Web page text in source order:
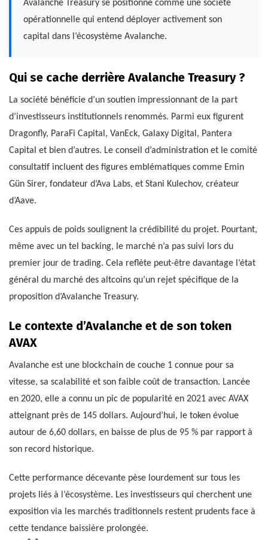
Avalanche Treasury se positionne comme une société
opérationnelle qui entend déployer activement son
capital dans l’écosystème Avalanche.
Qui se cache derrière Avalanche Treasury ?
La société bénéficie d’un soutien impressionnant de la part
d’investisseurs institutionnels renommés. Parmi eux figurent
Dragonfly, ParaFi Capital, VanEck, Galaxy Digital, Pantera
Capital et bien d’autres. Le conseil d’administration et le comité
consultatif incluent des figures emblématiques comme Emin
Gün Sirer, fondateur d’Ava Labs, et Stani Kulechov, créateur
d’Aave.
Ces appuis de poids soulignent la crédibilité du projet. Pourtant,
même avec un tel backing, le marché n’a pas suivi lors du
premier jour de trading. Cela reflète peut-être davantage l’état
général du marché des altcoins qu’un rejet spécifique de la
proposition d’Avalanche Treasury.
Le contexte d’Avalanche et de son token
AVAX
Avalanche est une blockchain de couche 1 connue pour sa
vitesse, sa scalabilité et son faible coût de transaction. Lancée
en 2020, elle a connu un pic de popularité en 2021 avec AVAX
atteignant près de 145 dollars. Aujourd’hui, le token évolue
autour de 6,60 dollars, en baisse de plus de 95 % par rapport à
son record historique.
Cette performance décevante pèse lourdement sur tous les
projets liés à l’écosystème. Les investisseurs qui cherchent une
exposition via les marchés traditionnels restent prudents face à
cette tendance baissière prolongée.